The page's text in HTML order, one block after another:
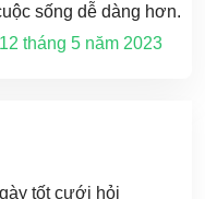
sống dễ dàng hơn.
tháng 5 năm 2023
tốt cưới hỏi